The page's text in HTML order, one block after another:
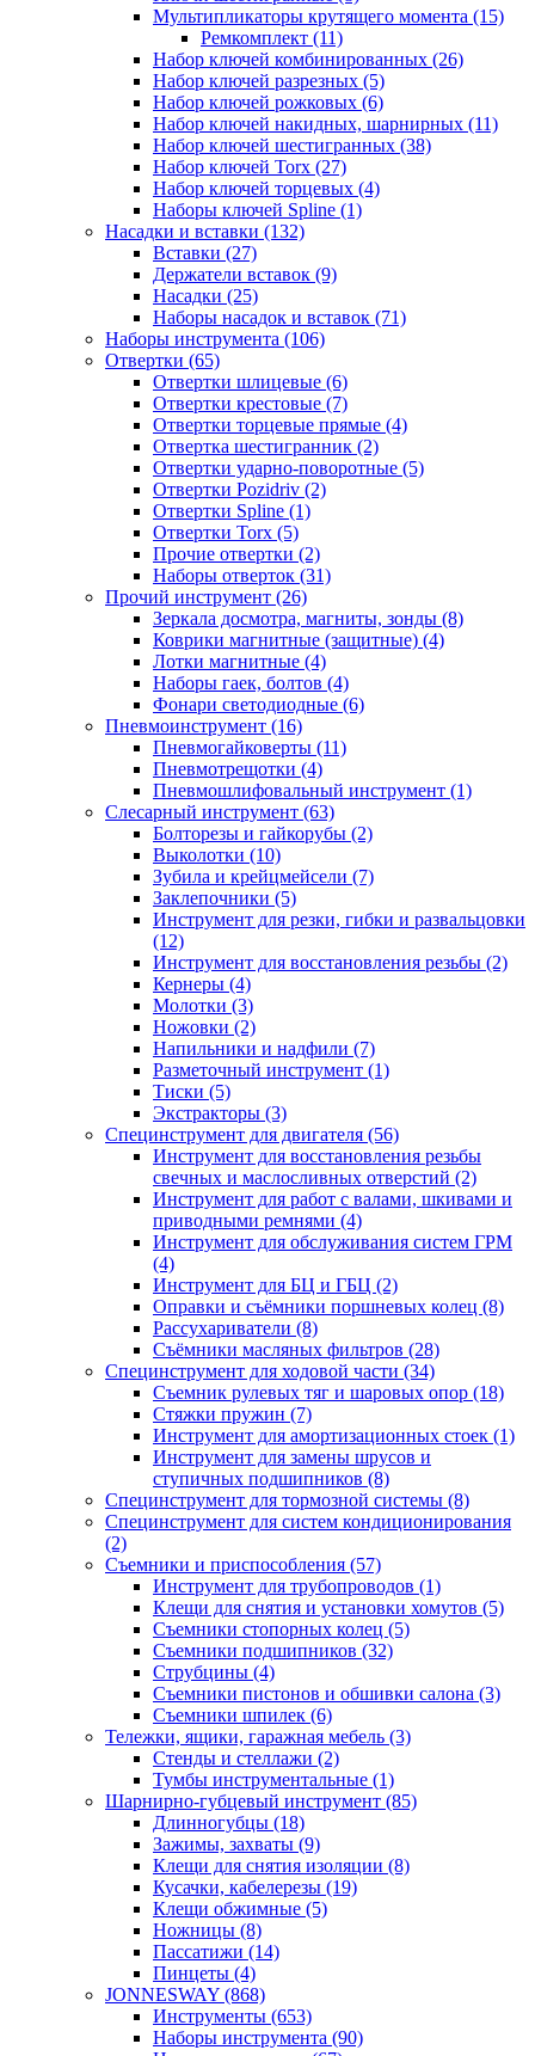
Мультипликаторы крутящего момента (15)
Ремкомплект (11)
Набор ключей комбинированных (26)
Набор ключей разрезных (5)
Набор ключей рожковых (6)
Набор ключей накидных, шарнирных (11)
Набор ключей шестигранных (38)
Набор ключей Torx (27)
Набор ключей торцевых (4)
Наборы ключей Spline (1)
Насадки и вставки (132)
Вставки (27)
Держатели вставок (9)
Насадки (25)
Наборы насадок и вставок (71)
Наборы инструмента (106)
Отвертки (65)
Отвертки шлицевые (6)
Отвертки крестовые (7)
Отвертки торцевые прямые (4)
Отвертка шестигранник (2)
Отвертки ударно-поворотные (5)
Отвертки Pozidriv (2)
Отвертки Spline (1)
Отвертки Torx (5)
Прочие отвертки (2)
Наборы отверток (31)
Прочий инструмент (26)
Зеркала досмотра, магниты, зонды (8)
Коврики магнитные (защитные) (4)
Лотки магнитные (4)
Наборы гаек, болтов (4)
Фонари светодиодные (6)
Пневмоинструмент (16)
Пневмогайковерты (11)
Пневмотрещотки (4)
Пневмошлифовальный инструмент (1)
Слесарный инструмент (63)
Болторезы и гайкорубы (2)
Выколотки (10)
Зубила и крейцмейсели (7)
Заклепочники (5)
Инструмент для резки, гибки и развальцовки
(12)
Инструмент для восстановления резьбы (2)
Кернеры (4)
Молотки (3)
Ножовки (2)
Напильники и надфили (7)
Разметочный инструмент (1)
Тиски (5)
Экстракторы (3)
Специнструмент для двигателя (56)
Инструмент для восстановления резьбы
свечных и маслосливных отверстий (2)
Инструмент для работ с валами, шкивами и
приводными ремнями (4)
Инструмент для обслуживания систем ГРМ
(4)
Инструмент для БЦ и ГБЦ (2)
Оправки и съёмники поршневых колец (8)
Рассухариватели (8)
Съёмники масляных фильтров (28)
Специнструмент для ходовой части (34)
Съемник рулевых тяг и шаровых опор (18)
Стяжки пружин (7)
Инструмент для амортизационных стоек (1)
Инструмент для замены шрусов и
ступичных подшипников (8)
Специнструмент для тормозной системы (8)
Специнструмент для систем кондиционирования
(2)
Съемники и приспособления (57)
Инструмент для трубопроводов (1)
Клещи для снятия и установки хомутов (5)
Съемники стопорных колец (5)
Съемники подшипников (32)
Струбцины (4)
Съемники пистонов и обшивки салона (3)
Съемники шпилек (6)
Тележки, ящики, гаражная мебель (3)
Cтенды и стеллажи (2)
Тумбы инструментальные (1)
Шарнирно-губцевый инструмент (85)
Длинногубцы (18)
Зажимы, захваты (9)
Клещи для снятия изоляции (8)
Кусачки, кабелерезы (19)
Клещи обжимные (5)
Ножницы (8)
Пассатижи (14)
Пинцеты (4)
JONNESWAY (868)
Инструменты (653)
Наборы инструмента (90)